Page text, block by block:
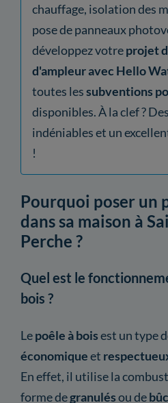
chauffage, isolation des
pose de panneaux
développez votreprojet
d'ampleur avec Hello
toutes lessubventions
disponibles. À la clef ?
indéniables et un
!
Pourquoi poser un
dans sa maison à
Perche ?
Quel est le
bois ?
Lepoêle à boisest un type
économiqueet
En effet, il utilise la
forme degranulésou de